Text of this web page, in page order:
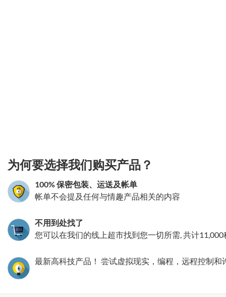
为何要选择我们购买产品？
100% 保密包装、运送及帐单
帐单不会提及任何与情趣产品相关的内容
不用到处找了
您可以在我们的线上超市找到您一切所需, 共计11,000
最新高科技产品！ 尝试虚拟现实，编程，远程控制